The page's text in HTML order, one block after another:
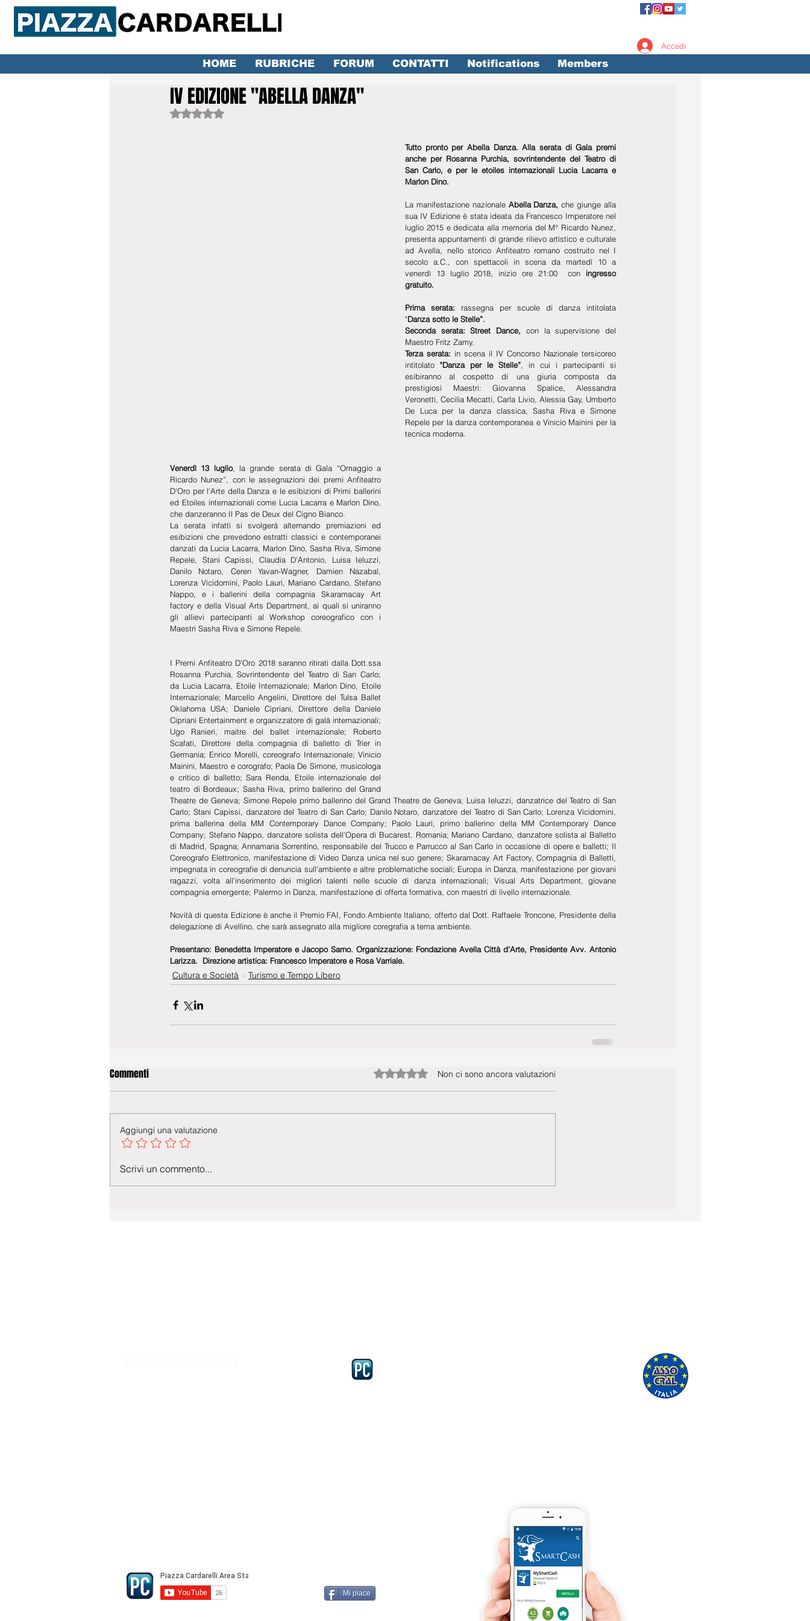
HOME RUBRICHE FORUM CONTATTI Notifications Members
Accedi
IV EDIZIONE "ABELLA DANZA"
Valutazione NaN stelle su 5.
Tutto pronto per Abella Danza. Alla serata di Gala premi
anche per Rosanna Purchia, sovrintendente del Teatro di
San Carlo, e per le etoiles internazionali Lucia Lacarra e
Marlon Dino.
La manifestazione nazionale Abella Danza, che giunge alla
sua IV Edizione è stata ideata da Francesco Imperatore nel
luglio 2015 e dedicata alla memoria del M° Ricardo Nunez,
presenta appuntamenti di grande rilievo artistico e culturale
ad Avella, nello storico Anfiteatro romano costruito nel I
secolo a.C., con spettacoli in scena da martedì 10 a
venerdì 13 luglio 2018, inizio ore 21:00  con ingresso
gratuito.
Prima serata: rassegna per scuole di danza intitolata
"Danza sotto le Stelle”.
Seconda serata: Street Dance, con la supervisione del
Maestro Fritz Zamy.
Terza serata: in scena il IV Concorso Nazionale tersicoreo
intitolato "Danza per le Stelle” , in cui i partecipanti si
esibiranno al cospetto di una giuria composta da
prestigiosi Maestri: Giovanna Spalice, Alessandra
Veronetti, Cecilia Mecatti, Carla Livio, Alessia Gay, Umberto
De Luca per la danza classica, Sasha Riva e Simone
Repele per la danza contemporanea e Vinicio Mainini per la
tecnica moderna.
Venerdì 13 luglio, la grande serata di Gala “Omaggio a
Ricardo Nunez”, con le assegnazioni dei premi Anfiteatro
D'Oro per l'Arte della Danza e le esibizioni di Primi ballerini
ed Etoiles internazionali come Lucia Lacarra e Marlon Dino,
che danzeranno Il Pas de Deux del Cigno Bianco.
La serata infatti si svolgerà alternando premiazioni ed
esibizioni che prevedono estratti classici e contemporanei
danzati da Lucia Lacarra, Marlon Dino, Sasha Riva, Simone
Repele, Stani Capissi, Claudia D'Antonio, Luisa Ieluzzi,
Danilo Notaro, Ceren Yavan-Wagner, Damien Nazabal,
Lorenza Vicidomini, Paolo Lauri, Mariano Cardano, Stefano
Nappo, e i ballerini della compagnia Skaramacay Art
factory e della Visual Arts Department, ai quali si uniranno
gli allievi partecipanti al Workshop coreografico con i
Maestri Sasha Riva e Simone Repele.
I Premi Anfiteatro D’Oro 2018 saranno ritirati dalla Dott.ssa
Rosanna Purchia, Sovrintendente del Teatro di San Carlo;
da Lucia Lacarra, Etoile Internazionale; Marlon Dino, Etoile
Internazionale; Marcello Angelini, Direttore del Tulsa Ballet
Oklahoma USA; Daniele Cipriani, Direttore della Daniele
Cipriani Entertainment e organizzatore di galà internazionali;
Ugo Ranieri, maitre del ballet internazionale; Roberto
Scafati, Direttore della compagnia di balletto di Trier in
Germania; Enrico Morelli, coreografo Internazionale; Vinicio
Mainini, Maestro e corografo; Paola De Simone, musicologa
e critico di balletto; Sara Renda, Etoile internazionale del
teatro di Bordeaux; Sasha Riva, primo ballerino del Grand
Theatre de Geneva; Simone Repele primo ballerino del Grand Theatre de Geneva; Luisa Ieluzzi, danzatrice del Teatro di San
Carlo; Stani Capissi, danzatore del Teatro di San Carlo; Danilo Notaro, danzatore del Teatro di San Carlo; Lorenza Vicidomini,
prima ballerina della MM Contemporary Dance Company; Paolo Lauri, primo ballerino della MM Contemporary Dance
Company; Stefano Nappo, danzatore solista dell'Opera di Bucarest, Romania; Mariano Cardano, danzatore solista al Balletto
di Madrid, Spagna; Annamaria Sorrentino, responsabile del Trucco e Parrucco al San Carlo in occasione di opere e balletti; Il
Coreografo Elettronico, manifestazione di Video Danza unica nel suo genere; Skaramacay Art Factory, Compagnia di Balletti,
impegnata in coreografie di denuncia sull'ambiente e altre problematiche sociali; Europa in Danza, manifestazione per giovani
ragazzi, volta all'inserimento dei migliori talenti nelle scuole di danza internazionali; Visual Arts Department, giovane
compagnia emergente; Palermo in Danza, manifestazione di offerta formativa, con maestri di livello internazionale.
Novità di questa Edizione è anche il Premio FAI, Fondo Ambiente Italiano, offerto dal Dott. Raffaele Troncone, Presidente della
delegazione di Avellino, che sarà assegnato alla migliore coregrafia a tema ambiente.
Presentano: Benedetta Imperatore e Jacopo Sarno. Organizzazione: Fondazione Avella Città d’Arte, Presidente Avv. Antonio
Larizza.  Direzione artistica: Francesco Imperatore e Rosa Varriale.
Cultura e Società Turismo e Tempo Libero
Commenti Valutazione 0 stelle su 5.Non ci sono ancora valutazioni
Aggiungi una valutazione
Scrivi un commento...
Mi piace